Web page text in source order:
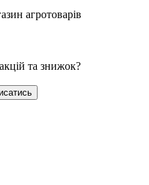
агротоварів
та знижок?